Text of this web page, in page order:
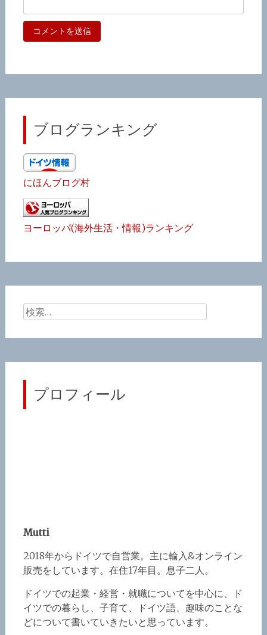
ブログランキング
にほんブログ村
ヨーロッパ(海外生活・情報)ランキング
検
プロフィール
Mutti
2018年からドイツで自営業。主に輸入&オンライン
販売をしています。在住17年目。息子二人。
ドイツでの起業・経営・就職についてを中心に、ド
イツでの暮らし、子育て、ドイツ語、趣味のことな
どについて書いていきたいと思っています。